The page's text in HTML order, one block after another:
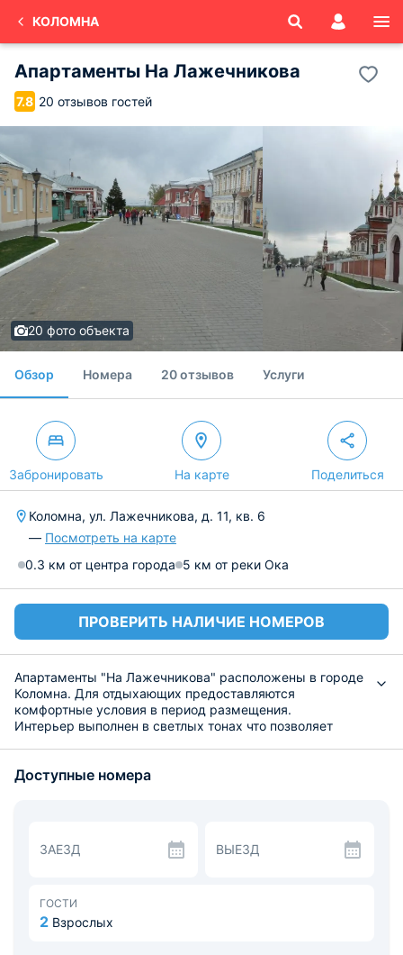
КОЛОМНА
Апартаменты На Лажечникова
7.8 20 отзывов гостей
20 фото объекта
Обзор Номера 20 отзывов Услуги
Забронировать На карте Поделиться
Коломна, ул. Лажечникова, д. 11, кв. 6
— Посмотреть на карте
0.3 км от центра города 5 км от реки Ока
ПРОВЕРИТЬ НАЛИЧИЕ НОМЕРОВ
Апартаменты "На Лажечникова" расположены в городе
Коломна. Для отдыхающих предоставляются
комфортные условия в период размещения.
Интерьер выполнен в светлых тонах что позволяет
укомплектован стандартным набором сантехники с
для самостоятельного приготовления любимых блюд.
Доступна доставка еды и напитков
общественного питания.
За территорией апартаментов отдыхающие могут
Доступные номера
ЗАЕЗД ВЫЕЗД
ГОСТИ
2 Взрослых